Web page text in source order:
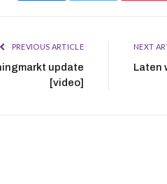
PREVIOUS ARTICLE
update
[video]
NEXT
Laten